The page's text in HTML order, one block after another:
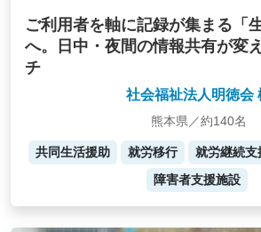
ご利用者を軸に記録が集まる「
へ。日中・夜間の情報共有が変
チ
社会福祉法人明徳会
熊本県／約140名
共同生活援助 就労移行 就労継続支
障害者支援施設